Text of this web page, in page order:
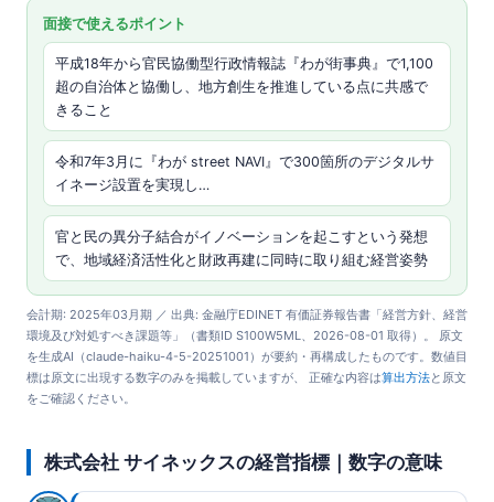
面接で使えるポイント
平成18年から官民協働型行政情報誌『わが街事典』で1,100
超の自治体と協働し、地方創生を推進している点に共感で
きること
令和7年3月に『わが street NAVI』で300箇所のデジタルサ
イネージ設置を実現し…
官と民の異分子結合がイノベーションを起こすという発想
で、地域経済活性化と財政再建に同時に取り組む経営姿勢
会計期: 2025年03月期 ／ 出典: 金融庁EDINET 有価証券報告書「経営方針、経営
環境及び対処すべき課題等」（書類ID S100W5ML、2026-08-01 取得）。 原文
を生成AI（claude-haiku-4-5-20251001）が要約・再構成したものです。数値目
標は原文に出現する数字のみを掲載していますが、 正確な内容は算出方法と原文
をご確認ください。
株式会社 サイネックスの経営指標｜数字の意味